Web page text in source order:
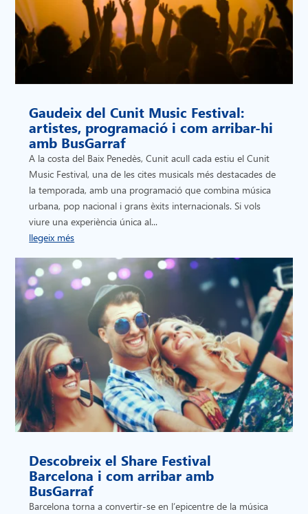
Gaudeix del Cunit Music Festival:
artistes, programació i com arribar-hi
amb BusGarraf
A la costa del Baix Penedès, Cunit acull cada estiu el Cunit
Music Festival, una de les cites musicals més destacades de
la temporada, amb una programació que combina música
urbana, pop nacional i grans èxits internacionals. Si vols
viure una experiència única al...
llegeix més
Descobreix el Share Festival
Barcelona i com arribar amb
BusGarraf
Barcelona torna a convertir-se en l’epicentre de la música